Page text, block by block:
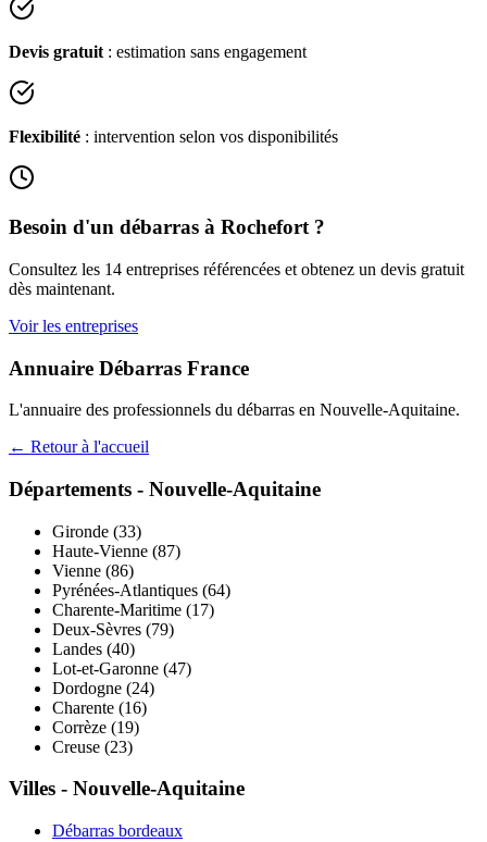
Devis gratuit : estimation sans engagement
Flexibilité : intervention selon vos disponibilités
Besoin d'un débarras à Rochefort ?
Consultez les 14 entreprises référencées et obtenez un devis gratuit
dès maintenant.
Voir les entreprises
Annuaire Débarras France
L'annuaire des professionnels du débarras en Nouvelle-Aquitaine.
← Retour à l'accueil
Départements - Nouvelle-Aquitaine
Gironde (33)
Haute-Vienne (87)
Vienne (86)
Pyrénées-Atlantiques (64)
Charente-Maritime (17)
Deux-Sèvres (79)
Landes (40)
Lot-et-Garonne (47)
Dordogne (24)
Charente (16)
Corrèze (19)
Creuse (23)
Villes - Nouvelle-Aquitaine
Débarras bordeaux